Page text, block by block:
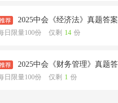
2025中会《经济法》真题答
日限量100份 仅剩 14 份
2025中会《财务管理》真题
日限量100份 仅剩 1 份